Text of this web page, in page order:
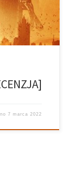
7 marca 2022